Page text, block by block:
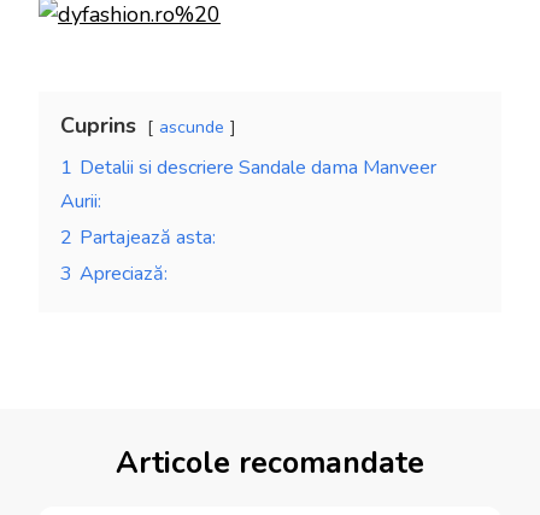
Cuprins ascunde
1 Detalii si descriere Sandale dama Manveer
Aurii:
2 Partajează asta:
3 Apreciază:
Articole recomandate